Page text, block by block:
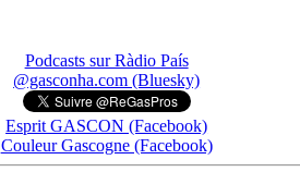
Podcasts sur Ràdio País
@gasconha.com (Bluesky)
Esprit GASCON (Facebook)
Couleur Gascogne (Facebook)